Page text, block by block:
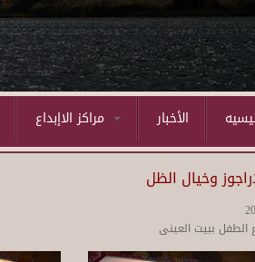
الأخبار
وخيال الظل
الطفل ببيت العينى